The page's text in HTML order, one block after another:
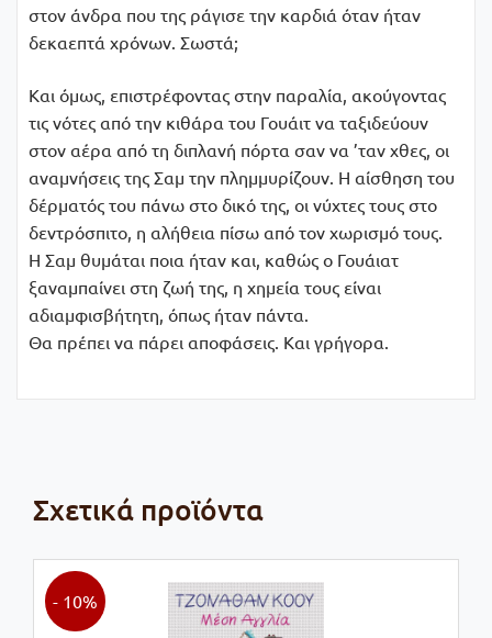
στον άνδρα που της ράγισε την καρδιά όταν ήταν
δεκαεπτά χρόνων. Σωστά;
Και όμως, επιστρέφοντας στην παραλία, ακούγοντας
τις νότες από την κιθάρα του Γουάιτ να ταξιδεύουν
στον αέρα από τη διπλανή πόρτα σαν να ’ταν χθες, οι
αναμνήσεις της Σαμ την πλημμυρίζουν. Η αίσθηση του
δέρματός του πάνω στο δικό της, οι νύχτες τους στο
δεντρόσπιτο, η αλήθεια πίσω από τον χωρισμό τους.
Η Σαμ θυμάται ποια ήταν και, καθώς ο Γουάιατ
ξαναμπαίνει στη ζωή της, η χημεία τους είναι
αδιαμφισβήτητη, όπως ήταν πάντα.
Θα πρέπει να πάρει αποφάσεις. Και γρήγορα.
Σχετικά προϊόντα
- 10%